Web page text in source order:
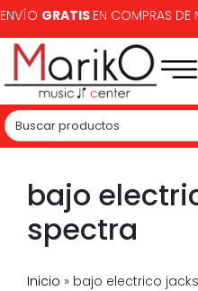
ENVÍO GRATIS EN COMPRAS DE
bajo
spectra
Inicio » bajo electrico